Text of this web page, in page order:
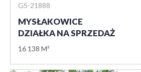
GS-21888
MYSŁAKOWICE
DZIAŁKA NA SPRZEDAŻ
16 138 M²